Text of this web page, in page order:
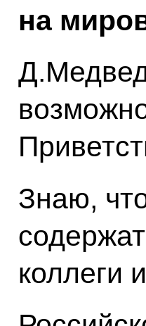
на
Знаю,
коллеги